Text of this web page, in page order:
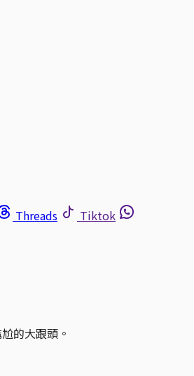
Threads
Tiktok
的大跟頭。